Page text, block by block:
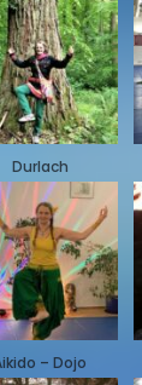
Durlach
– Dojo